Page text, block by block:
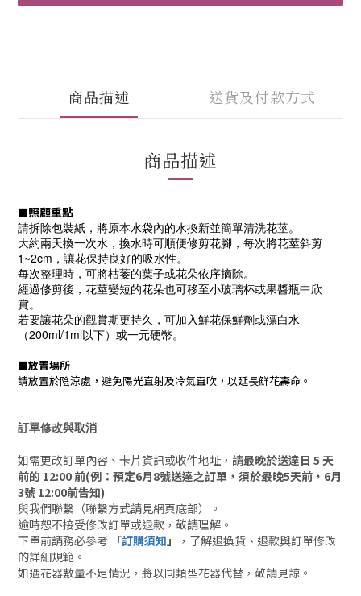
商品描述 送貨及付款方式
商品描述
■照顧重點
請拆除包裝紙，將原本水袋內的水換新並簡單清洗花莖。
大約兩天換一次水，換水時可順便修剪花腳，每次將花莖斜剪
1~2cm，讓花保持良好的吸水性。
每次整理時，可將枯萎的葉子或花朵依序摘除。
經過修剪後，花莖變短的花朵也可移至小玻璃杯或果醬瓶中欣
賞。
若要讓花朵的觀賞期更持久，可加入鮮花保鮮劑或漂白水
（200ml/1ml以下）或一元硬幣。
■放置場所
請放置於陰涼處，避免陽光直射及冷氣直吹，以延長鮮花壽命。
訂單修改與取消
如需更改訂單內容、卡片資訊或收件地址，請最晚於送達日 5 天
前的 12:00 前(例：預定6月8號送達之訂單，須於最晚5天前，6月
3號 12:00前告知)
與我們聯繫（聯繫方式請見網頁底部）。
逾時恕不接受修改訂單或退款，敬請理解。
下單前請務必參考 「訂購須知」
，了解退換貨、退款與訂單修改
的詳細規範。
如遇花器數量不足情況，將以同類型花器代替，敬請見諒。